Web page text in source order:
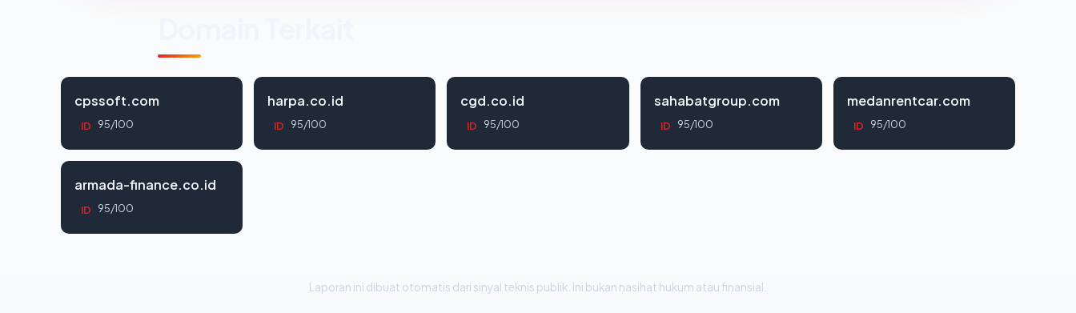
cpssoft.com
ID 95/100
harpa.co.id
ID 95/100
cgd.co.id
ID 95/100
sahabatgroup.com
ID 95/100
medanrentcar.com
ID 95/100
armada-finance.co.id
ID 95/100
Laporan ini dibuat otomatis dari sinyal teknis publik. Ini bukan nasihat hukum atau finansial.